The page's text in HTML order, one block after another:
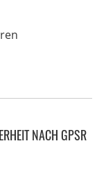
NACH GPSR